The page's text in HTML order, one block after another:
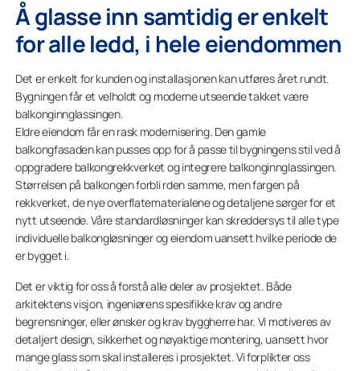
Å glasse inn samtidig er enkelt
for alle ledd, i hele eiendommen
Det er enkelt for kunden og installasjonen kan utføres året rundt.
Bygningen får et velholdt og moderne utseende takket være
balkonginnglassingen.
Eldre eiendom får en rask modernisering. Den gamle
balkongfasaden kan pusses opp for å passe til bygningens stil ved å
oppgradere balkongrekkverket og integrere balkonginnglassingen.
Størrelsen på balkongen forbli rden samme, men fargen på
rekkverket, de nye overflatematerialene og detaljene sørger for et
nytt utseende. Våre standardløsninger kan skreddersys til alle type
individuelle balkongløsninger og eiendom uansett hvilke periode de
er bygget i.
Det er viktig for oss å forstå alle deler av prosjektet. Både
arkitektens visjon, ingeniørens spesifikke krav og andre
begrensninger, eller ønsker og krav byggherre har. Vi motiveres av
detaljert design, sikkerhet og nøyaktige montering, uansett hvor
mange glass som skal installeres i prosjektet. Vi forplikter oss